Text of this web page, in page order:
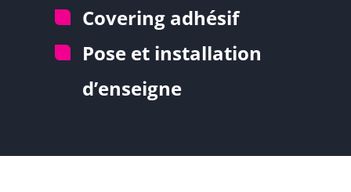
Covering adhésif
Pose et installation
d’enseigne